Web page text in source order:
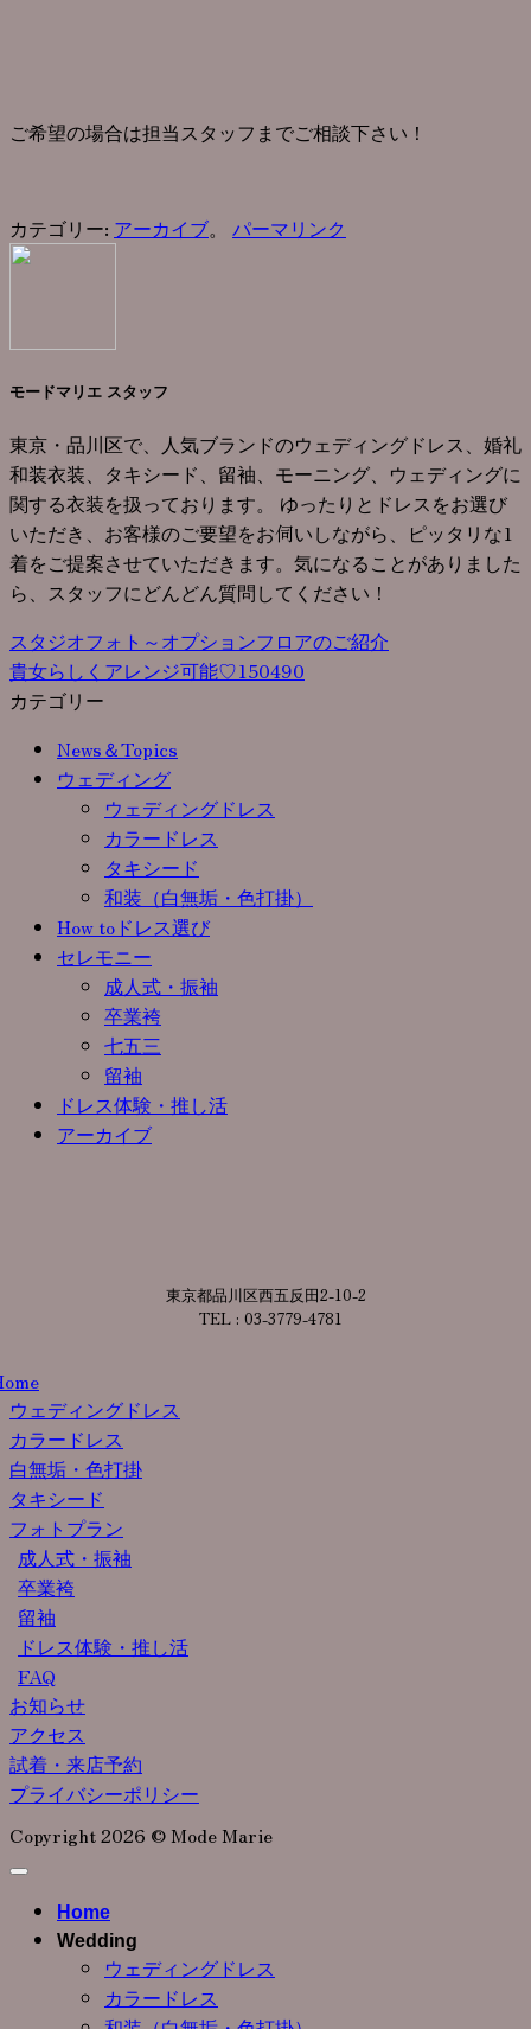
ご希望の場合は担当スタッフまでご相談下さい！
カテゴリー: アーカイブ。 パーマリンク
モードマリエ スタッフ
東京・品川区で、人気ブランドのウェディングドレス、婚礼
和装衣装、タキシード、留袖、モーニング、ウェディングに
関する衣装を扱っております。 ゆったりとドレスをお選び
いただき、お客様のご要望をお伺いしながら、ピッタリな1
着をご提案させていただきます。気になることがありました
ら、スタッフにどんどん質問してください！
スタジオフォト～オプションフロアのご紹介
貴女らしくアレンジ可能♡150490
カテゴリー
News＆Topics
ウェディング
ウェディングドレス
カラードレス
タキシード
和装（白無垢・色打掛）
How toドレス選び
セレモニー
成人式・振袖
卒業袴
七五三
留袖
ドレス体験・推し活
アーカイブ
東京都品川区西五反田2-10-2
TEL : 03-3779-4781
ウェディングドレス
カラードレス
白無垢・色打掛
タキシード
フォトプラン
成人式・振袖
卒業袴
留袖
ドレス体験・推し活
FAQ
お知らせ
アクセス
試着・来店予約
プライバシーポリシー
Copyright 2026 © Mode Marie
Home
Wedding
ウェディングドレス
カラードレス